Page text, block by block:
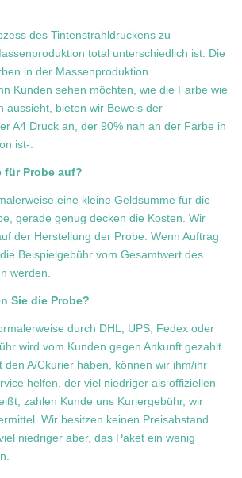
des Tintenstrahldruckens zu
total unterschiedlich ist. Die
in der Massenproduktion
Kunden sehen möchten, wie die Farbe wie
aussieht, bieten wir Beweis der
A4 Druck an, der 90% nah an der Farbe in
ist-.
für Probe auf?
eine kleine Geldsumme für die
gerade genug decken die Kosten. Wir
der Herstellung der Probe. Wenn Auftrag
Beispielgebühr vom Gesamtwert des
werden.
Sie die Probe?
durch DHL, UPS, Fedex oder
wird vom Kunden gegen Ankunft gezahlt.
den A/Ckurier haben, können wir ihm/ihr
helfen, der viel niedriger als offiziellen
zahlen Kunde uns Kuriergebühr, wir
Wir besitzen keinen Preisabstand.
niedriger aber, das Paket ein wenig